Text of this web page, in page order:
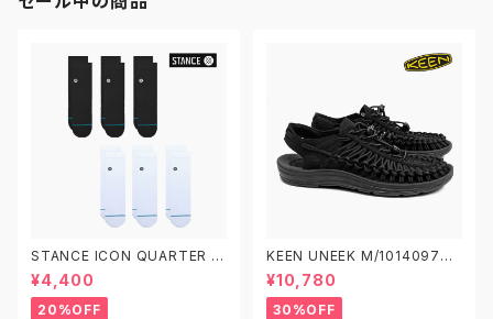
STANCE ICON QUARTER 3
PACK A356A21IQP スタンス
アイコン クオーター 3足セット
ソックス 靴下
¥4,400
20%OFF
KEEN UNEEK M/1014097
W/1014099 キーン ユニーク
¥10,780
30%OFF